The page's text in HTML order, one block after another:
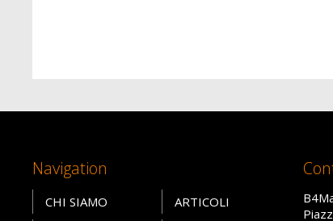
Navigation
CHI SIAMO ARTICOLI